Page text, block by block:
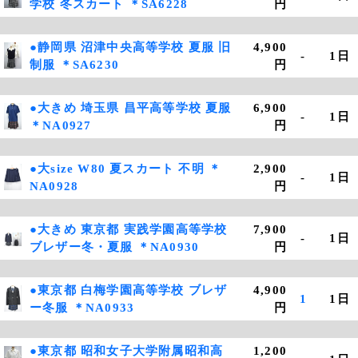
学校 冬スカート ＊SA6228 円
●静岡県 沼津中央高等学校 夏服 旧
制服 ＊SA6230
4,900
円
- 1日
●大きめ 埼玉県 昌平高等学校 夏服
＊NA0927
6,900
円
- 1日
●大size W80 夏スカート 不明 ＊
NA0928
2,900
円
- 1日
●大きめ 東京都 実践学園高等学校
ブレザー冬・夏服 ＊NA0930
7,900
円
- 1日
●東京都 白梅学園高等学校 ブレザ
ー冬服 ＊NA0933
4,900
円
1 1日
●東京都 昭和女子大学附属昭和高 1,200